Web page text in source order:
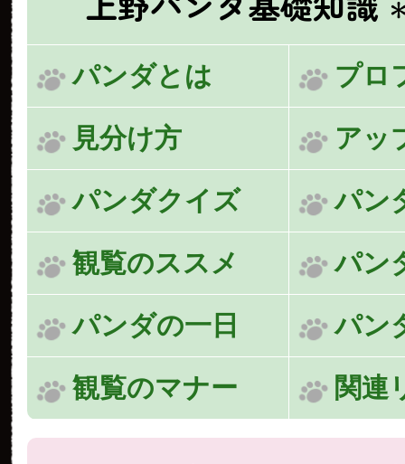
パンダとは プロ
見分け方 アッ
パンダクイズ パン
観覧のススメ パン
パンダの一日 パン
観覧のマナー 関連